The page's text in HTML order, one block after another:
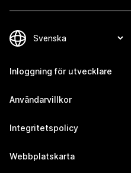
Inloggning för utvecklare
Användarvillkor
Integritetspolicy
Webbplatskarta